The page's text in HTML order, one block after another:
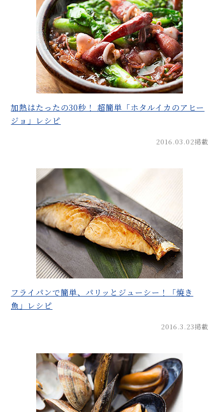
加熱はたったの30秒！ 超簡単「ホタルイカのアヒー
ジョ」レシピ
2016.03.02掲載
フライパンで簡単、パリッとジューシー！「焼き
魚」レシピ
2016.3.23掲載